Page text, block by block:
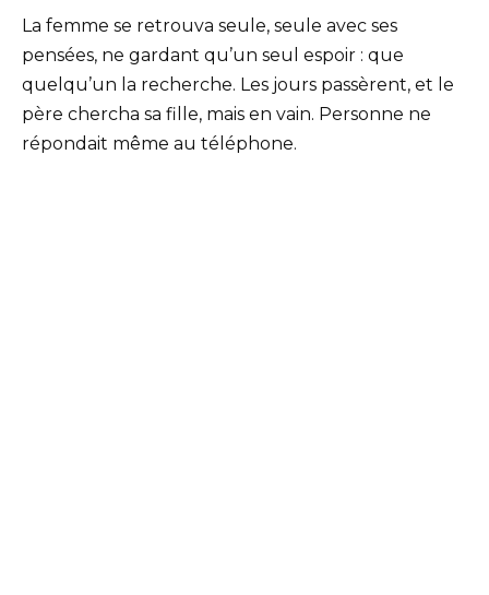
La femme se retrouva seule, seule avec ses
pensées, ne gardant qu’un seul espoir : que
quelqu’un la recherche. Les jours passèrent, et le
père chercha sa fille, mais en vain. Personne ne
répondait même au téléphone.